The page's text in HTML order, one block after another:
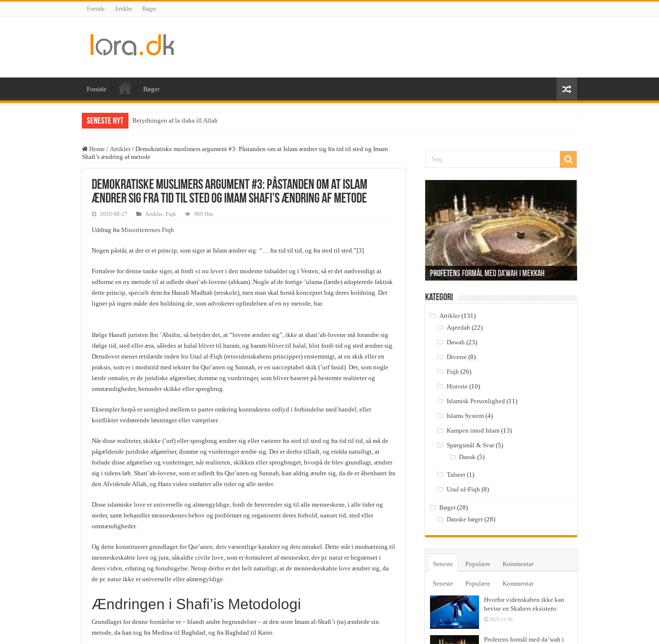
Forside Artikler Bøger
Forside Bøger
Seneste nyt Betydningen af la ilaha ill Allah
Home / Artikler / Demokratiske muslimers argument #3: Påstanden om at Islam ændrer sig fra tid til sted og Imam
Shafi’s ændring af metode
Demokratiske muslimers argument #3: Påstanden om at Islam
ændrer sig fra tid til sted og Imam Shafi’s ændring af metode
2020-08-27 Artikler Fiqh 969 Hits
Uddrag fra Minoriteternes Fiqh
Nogen påstår, at der er et princip, som siger at Islam ændrer sig: “… fra tid til tid, og fra sted til sted.”[3]
Fortalere for denne tanke siger, at fordi vi nu lever i den moderne tidsalder og i Vesten, så er det nødvendigt at
udforme en ny metode til at udlede shari’ah-lovene (ahkam). Nogle af de forrige ’ulama (lærde) adopterede faktisk
dette princip, specielt dem fra Hanafi Madhab (retskole), men man skal forstå konceptet bag deres holdning. Det
ligner på ingen måde den holdning de, som advokerer opfindelsen af en ny metode, har.
Ifølge Hanafi juristen Ibn ’Abidin, så betyder det, at “lovene ændrer sig”, ikke at shari’ah-lovene må forandre sig
ifølge tid, sted eller æra, således at halal bliver til haram, og haram bliver til halal, blot fordi tid og sted ændrer sig.
Derudover mener retslærde inden for Usul al-Fiqh (retsvidenskabens principper) enstemmigt, at en skik eller en
praksis, som er i modstrid med tekster fra Qur’anen og Sunnah, er en uacceptabel skik (’urf fasid). Det, som nogle
lærde omtaler, er de juridiske afgørelser, domme og vurderinger, som bliver baseret på bestemte realiteter og
omstændigheder, herunder skikke eller sprogbrug.
Eksempler herpå er uenighed mellem to parter omkring kontraktens ordlyd i forbindelse med handel, eller
konflikter vedrørende lønninger eller varepriser.
Når disse realiteter, skikke (’urf) eller sprogbrug ændrer sig eller varierer fra sted til sted og fra tid til tid, så må de
pågældende juridiske afgørelser, domme og vurderinger ændre sig. Det er derfor tilladt, og endda naturligt, at
forlade disse afgørelser og vurderinger, når realiteten, skikken eller sprogbruget, hvorpå de blev grundlagt, ændrer
sig i tidens løb. Shari’ah-lovene, som er udledt fra Qur’anen og Sunnah, kan aldrig ændre sig, da de er åbenbaret fra
den Alvidende Allah, og Hans viden omfatter alle tider og alle steder.
Disse islamiske love er universelle og almengyldige, fordi de henvender sig til alle menneskene, i alle tider og
steder, samt behandler menneskenes behov og problemer og organiserer deres forhold, uanset tid, sted eller
omstændigheder.
Og dette konstituerer grundlaget for Qur’anen, dets væsentlige karakter og dets mirakel. Dette står i modsætning til
menneskeskabte love og jura, såkaldte civile love, som er formuleret af mennesker, der pr. natur er begrænset i
deres viden, erfaring og forudsigelse. Netop derfor er det helt naturligt, at de menneskeskabte love ændrer sig, da
de pr. natur ikke er universelle eller almengyldige.
Ændringen i Shafi’is Metodologi
Grundlaget for denne forståelse er – blandt andre begrundelser – at den store Imam al-Shafi’i (ra) ændrede sin
metode, da han tog fra Medina til Baghdad, og fra Baghdad til Kairo.
Hvorfor videnskaben ikke kan bevise en Skabers
eksistens
Profetens formål med da’wah i Mekkah
Betydningen af la ilaha ill Allah
Sabr og håbløshed
Hvem skabte så skaberen?
Kategori
Artikler(131)
Aqeedah (22)
Dawah (23)
Diverse(8)
Fiqh (26)
Historie(10)
Islamisk Personlighed(11)
Islams System(4)
Kampen imod Islam(13)
Spørgsmål & Svar(5)
Dansk(5)
Tafseer(1)
Usul ul-Fiqh (8)
Bøger(28)
Danske bøger(28)
Seneste Populære Kommentar
Seneste Populære Kommentar
Hvorfor videnskaben ikke kan
bevise en Skabers eksistens
2025-11-26
Profetens formål med da’wah i